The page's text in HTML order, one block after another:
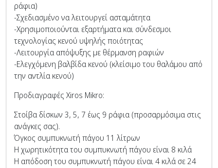
ράφια)
-Σχεδιασμένο να λειτουργεί ασταμάτητα
-Χρησιμοποιούνται εξαρτήματα και σύνδεσμοι
τεχνολογίας κενού υψηλής ποιότητας
-Λειτουργία απόψυξης με θέρμανση ραφιών
-Ελεγχόμενη βαλβίδα κενού (κλείσιμο του θαλάμου από
την αντλία κενού)
Προδιαγραφές Xiros Mikro:
Στοίβα δίσκων 3, 5, 7 έως 9 ράφια (προσαρμόσιμα στις
ανάγκες σας).
Όγκος συμπυκνωτή πάγου 11 λίτρων
Η χωρητικότητα του συμπυκνωτή πάγου είναι 8 κιλά
Η απόδοση του συμπυκνωτή πάγου είναι 4 κιλά σε 24